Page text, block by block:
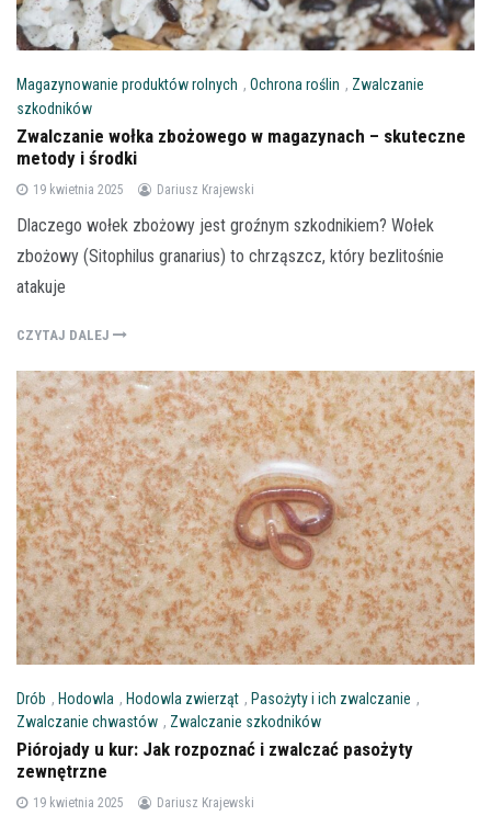
Magazynowanie produktów rolnych , Ochrona roślin , Zwalczanie
szkodników
Zwalczanie wołka zbożowego w magazynach – skuteczne
metody i środki
19 kwietnia 2025 Dariusz Krajewski
Dlaczego wołek zbożowy jest groźnym szkodnikiem? Wołek
zbożowy (Sitophilus granarius) to chrząszcz, który bezlitośnie
atakuje
CZYTAJ DALEJ
Drób , Hodowla , Hodowla zwierząt , Pasożyty i ich zwalczanie ,
Zwalczanie chwastów , Zwalczanie szkodników
Piórojady u kur: Jak rozpoznać i zwalczać pasożyty
zewnętrzne
19 kwietnia 2025 Dariusz Krajewski